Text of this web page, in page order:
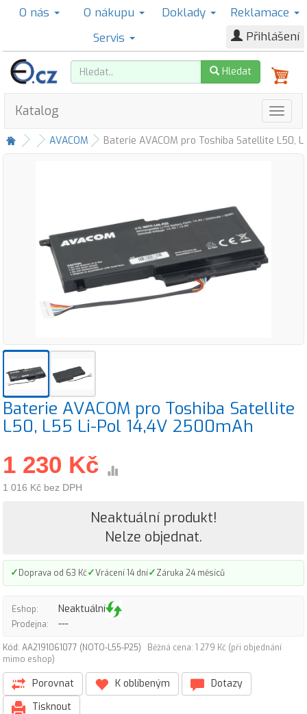
O nás O nákupu Doklady
Reklamace
Servis
Přihlášení
Hledat
Katalog
AVACOM Baterie AVACOM pro Toshiba Satellite L50,
Baterie AVACOM pro Toshiba Satellite
L50, L55 Li-Pol 14,4V 2500mAh
1 230 Kč
1 016 Kč bez DPH
Neaktuální produkt!
Nelze objednat.
✓Doprava od 63 Kč✓Vrácení 14 dní✓Záruka 24 měsíců
Eshop: Neaktuální
Prodejna: ---
Kód: AA2191061077 (NOTO-L55-P25)
Běžná cena: 1 279 Kč (při objednání
mimo eshop)
Porovnat K oblíbeným
Dotazy
Tisknout